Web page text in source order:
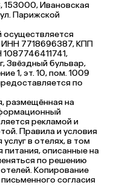
153000, Ивановская
Парижской
7718696387, КПП
Звёздный бульвар,
1, эт. 10, пом. 1009
по
размещённая на
рекламой и
Правила и условия
в отелях, в том
питания, описанные на
по решению
Копирование
согласия